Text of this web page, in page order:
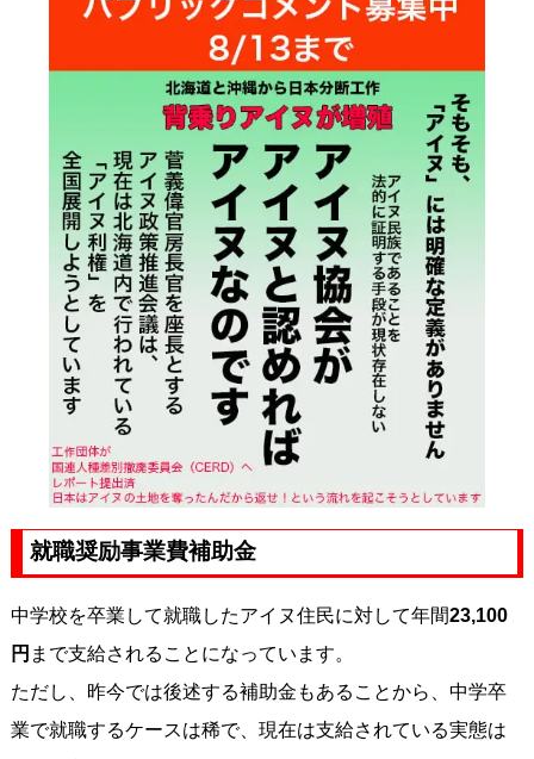
就職奨励事業費補助金
中学校を卒業して就職したアイヌ住民に対して年間23,100
円 まで支給されることになっています。
ただし、昨今では後述する補助金もあることから、中学卒
業で就職するケースは稀で、現在は支給されている実態は